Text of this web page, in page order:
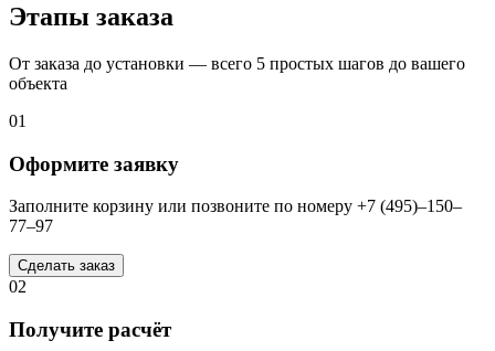
Этапы заказа
От заказа до установки — всего 5 простых шагов до вашего
объекта
01
Оформите заявку
Заполните корзину или позвоните по номеру +7 (495)–150–
77–97
Сделать заказ
02
Получите расчёт